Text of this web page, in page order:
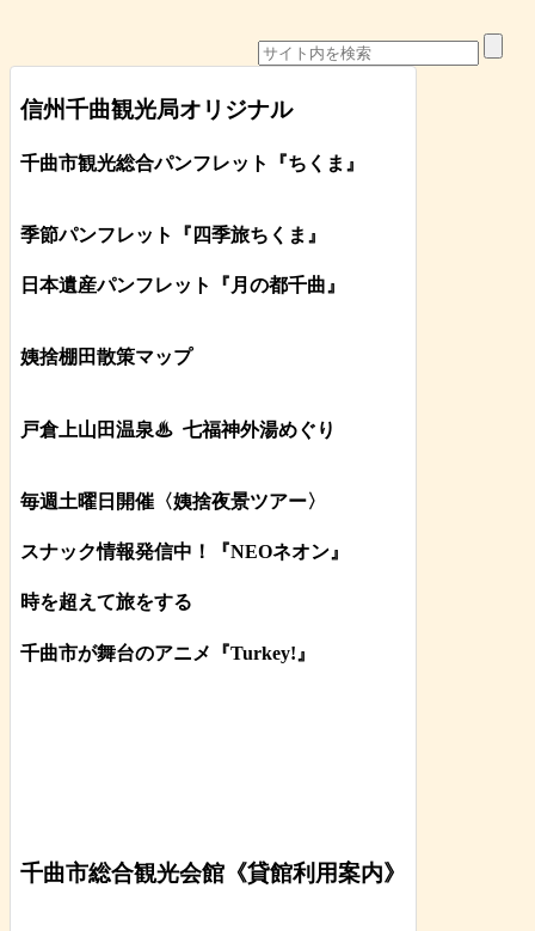
信州千曲観光局オリジナル
千曲市観光総合パンフレット 『ちくま 』
季節パンフレット『四季旅ちくま』
日本遺産パンフレット 『月の都千曲 』
姨捨棚田散策マップ
戸倉上山田温泉♨ 七福神外湯めぐり
毎週土曜日開催〈姨捨夜景ツアー〉
スナック情報発信中！『NEOネオン』
時を超えて旅をする
千曲市が舞台のアニメ『Turkey!』
千曲市総合観光会館《貸館利用案内》